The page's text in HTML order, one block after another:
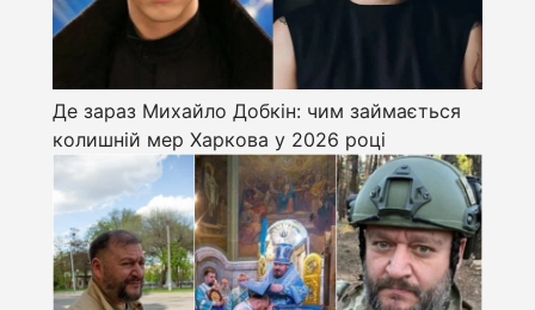
Де зараз Михайло Добкін: чим займається
колишній мер Харкова у 2026 році